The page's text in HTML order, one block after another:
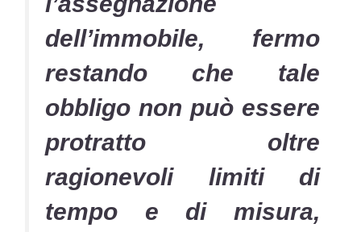
dell’immobile, fermo
restando che tale
obbligo non può essere
protratto oltre
ragionevoli limiti di
tempo e di misura,